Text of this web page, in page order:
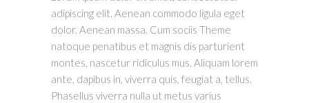
adipiscing elit. Aenean commodo ligula eget
dolor. Aenean massa. Cum sociis Theme
natoque penatibus et magnis dis parturient
montes, nascetur ridiculus mus. Aliquam lorem
ante, dapibus in, viverra quis, feugiat a, tellus.
Phasellus viverra nulla ut metus varius